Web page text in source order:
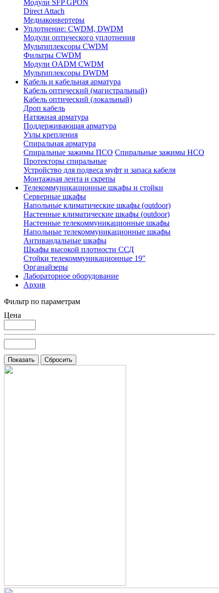
Модули SFP GPON
Direct Attach
Медиаконвертеры
Уплотнение: CWDM, DWDM
Модули оптического уплотнения
Мультиплексоры CWDM
Фильтры CWDM
Модули OADM CWDM
Мультиплексоры DWDM
Кабель и кабельная арматура
Кабель оптический (магистральный)
Кабель оптический (локальный)
Дроп кабель
Натяжная арматура
Поддерживающая арматура
Узлы крепления
Спиральная арматура
Спиральные зажимы ПСО Спиральные зажимы НСО
Протекторы спиральные
Устройство для подвеса муфт и запаса кабеля
Монтажная лента и скрепы
Телекоммуникационные шкафы и стойки
Серверные шкафы
Напольные климатические шкафы (outdoor)
Настенные климатические шкафы (outdoor)
Настенные телекоммуникационные шкафы
Напольные телекоммуникационные шкафы
Антивандальные шкафы
Шкафы высокой плотности ССД
Стойки телекоммуникационные 19"
Органайзеры
Лабораторное оборудование
Архив
Фильтр по параметрам
Цена